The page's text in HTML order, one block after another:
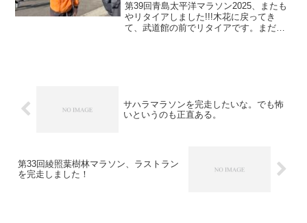
第39回青島太平洋マラソン2025、またも
やリタイアしました!!!木花に戻ってき
て、武道館の前でリタイアです。まだ体
サハラマラソンを完走したいな。でも怖
いというのも正直ある。
第33回綾照葉樹林マラソン、ラストラン
を完走しました！